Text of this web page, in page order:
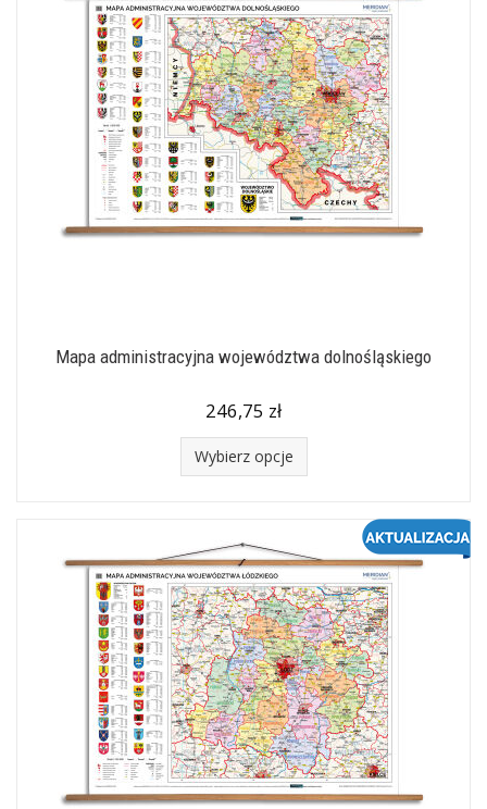
Mapa administracyjna województwa dolnośląskiego
246,75 zł
Wybierz opcje